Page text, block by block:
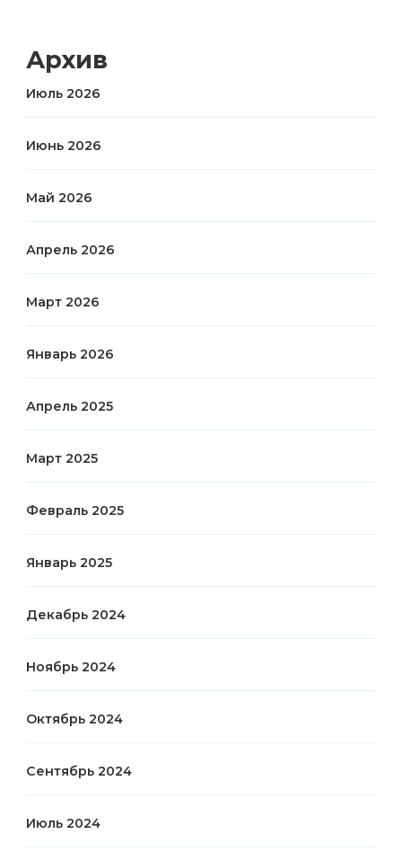
Архив
Июль 2026
Июнь 2026
Май 2026
Апрель 2026
Март 2026
Январь 2026
Апрель 2025
Март 2025
Февраль 2025
Январь 2025
Декабрь 2024
Ноябрь 2024
Октябрь 2024
Сентябрь 2024
Июль 2024